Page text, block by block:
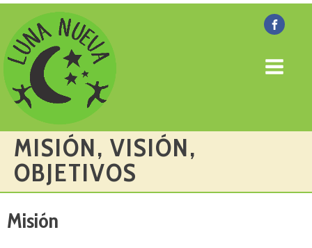
MISIÓN, VISIÓN,
OBJETIVOS
Misión